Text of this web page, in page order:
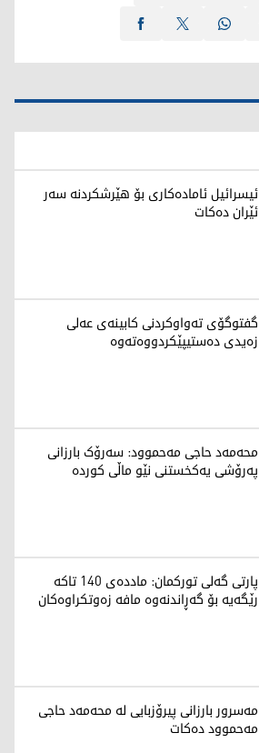
ئیسرائیل ئامادەکاری بۆ هێرشکردنە سەر
ئێران دەکات
گفتوگۆی تەواوكردنی كابینەی عەلی
زەیدی دەستیپێكردووەتەوە
محەمەد حاجی مەحموود: سەرۆک بارزانی
پەرۆشی یەکخستنی نێو ماڵی کوردە
پارتی گەلی تورکمان: ماددەی 140 تاکە
رێگەیە بۆ گەڕاندنەوە مافە زەوتکراوەکان
مەسرور بارزانی پیرۆزبایی لە محەمەد حاجی
مەحموود دەکات